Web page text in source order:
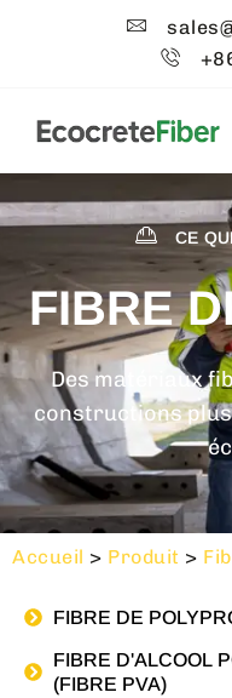
CE
FIBRE
Des matériaux
constructions
Accueil > Produit >
FIBRE DE
FIBRE D'ALCOOL
(FIBRE PVA)